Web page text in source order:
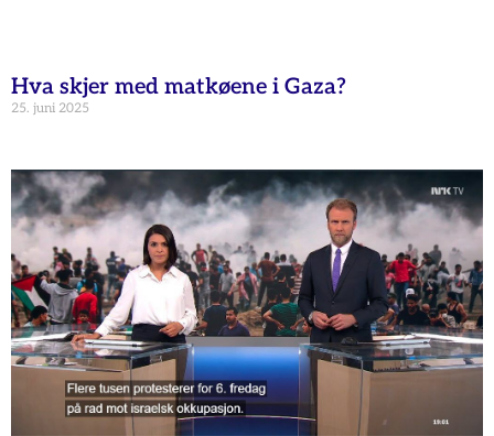
Hva skjer med matkøene i Gaza?
25. juni 2025